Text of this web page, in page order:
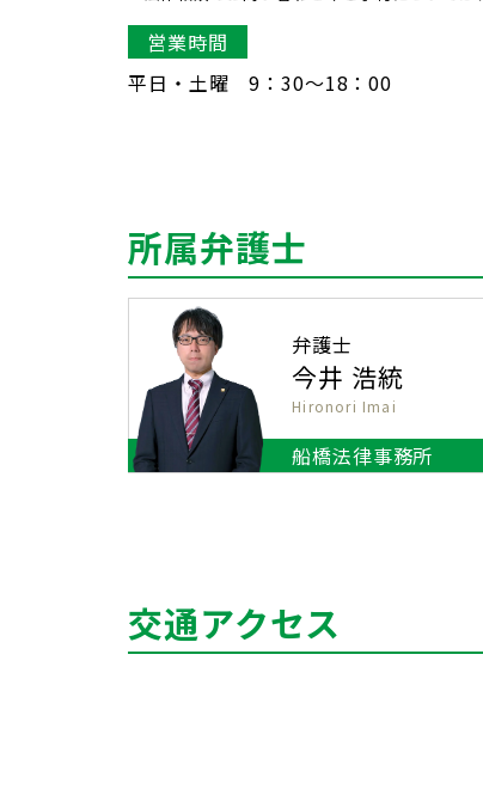
営業時間
平日・土曜 9：30〜18：00
所属弁護士
弁護士
今井 浩統
Hironori Imai
船橋法律事務所
交通アクセス